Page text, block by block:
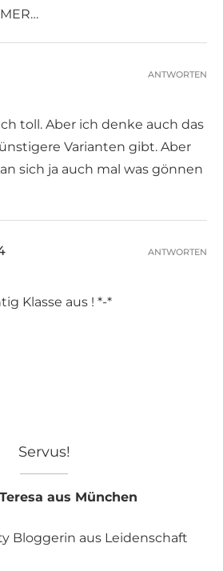
toll. Aber ich denke auch das
Varianten gibt. Aber
sich ja auch mal was gönnen
ANTWORTEN
Klasse aus ! *-*
ANTWORTEN
Servus!
aus München
Bloggerin aus Leidenschaft